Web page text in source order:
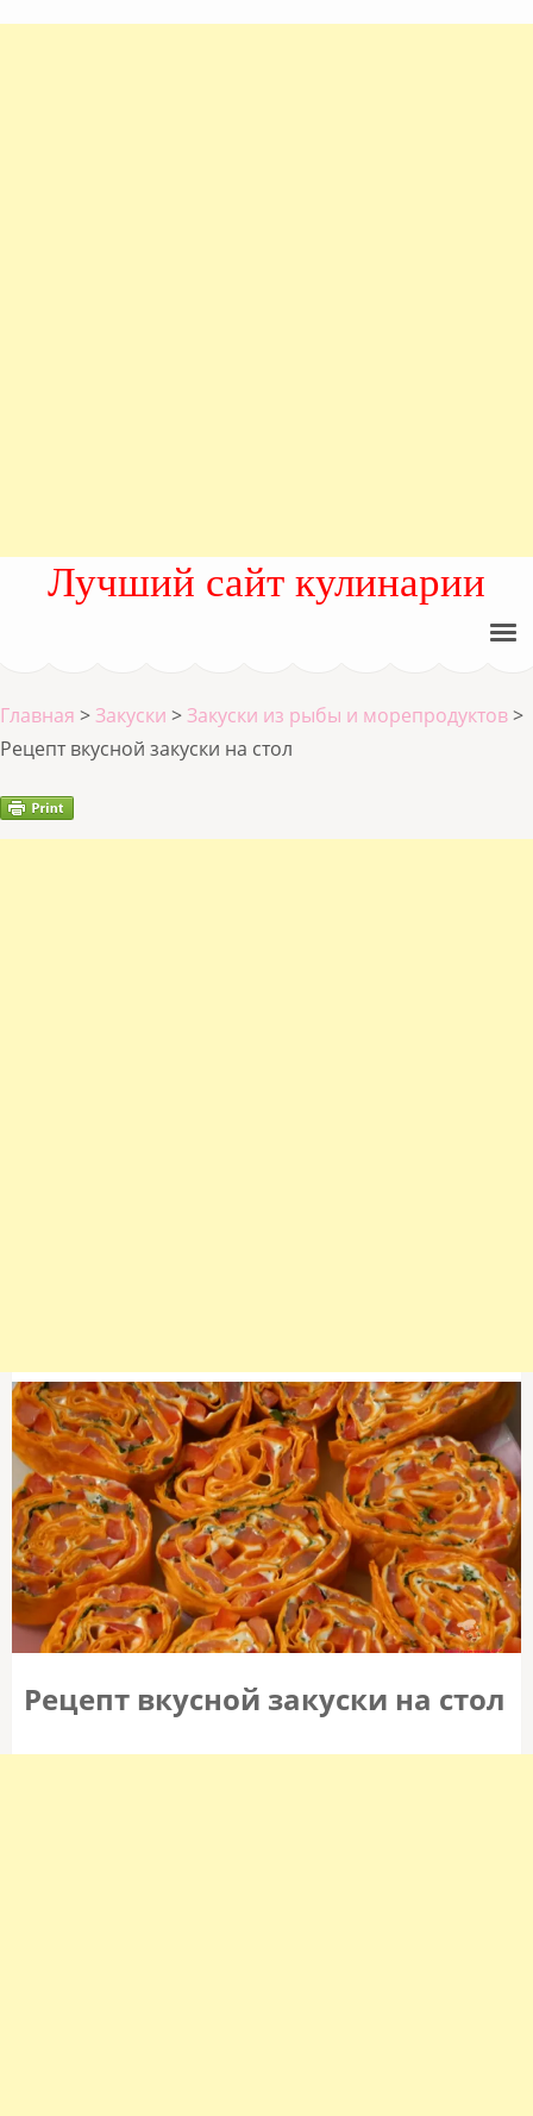
Лучший сайт кулинарии
Главная >Закуски >Закуски из рыбы и морепродуктов>
Рецепт вкусной закуски на стол
Рецепт вкусной закуски на стол